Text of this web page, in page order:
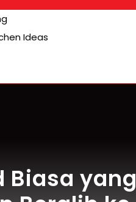
Ideas
Biasa yang